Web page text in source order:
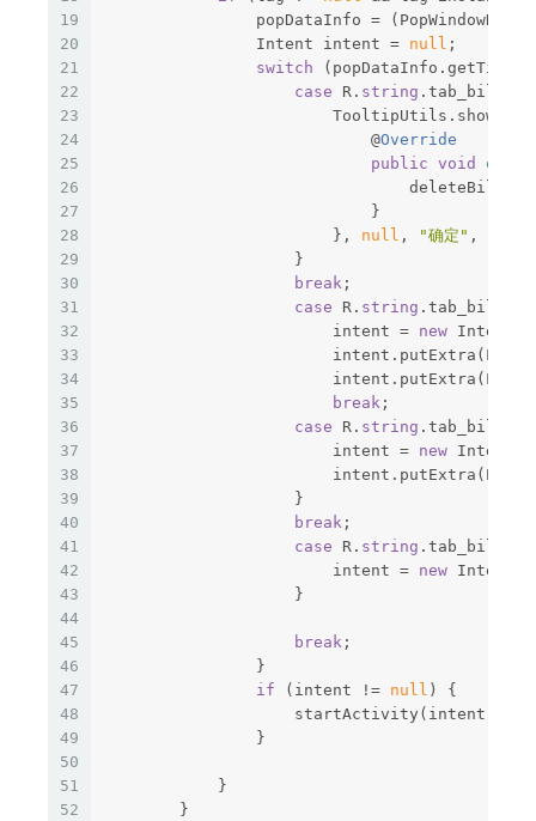
19
20
21
22
23
24
25
26
27
28
29
30
31
32
33
34
35
36
37
38
39
40
41
42
43
44
45
46
47
48
49
50
51
52
popDataInfo =
                Intent intent =
null ;
switch
case R. string
                            @
Override
public void
                            }
                        },
null , "确定" ,
                    }
break ;
case R. string
                        intent =
new
break ;
case R. string
                        intent =
new
                    }
break ;
case R. string
                        intent =
new
                    }
break ;
                }
if (intent != null ) {
                    startActivity(intent);
                }
            }
        }